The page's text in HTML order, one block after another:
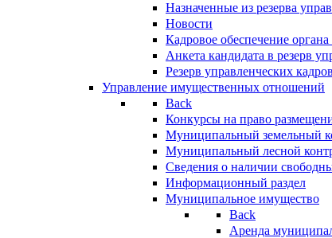
Назначенные из резерва
Новости
Кадровое обеспечение
Анкета кандидата в резерв
Резерв управленческих кадров
Управление имущественных отношений
Back
Конкурсы на право
Муниципальный земельный
Муниципальный лесной
Сведения о наличии
Информационный раздел
Муниципальное имущество
Back
Аренда